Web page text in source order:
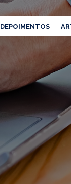
DEPOIMENTOS